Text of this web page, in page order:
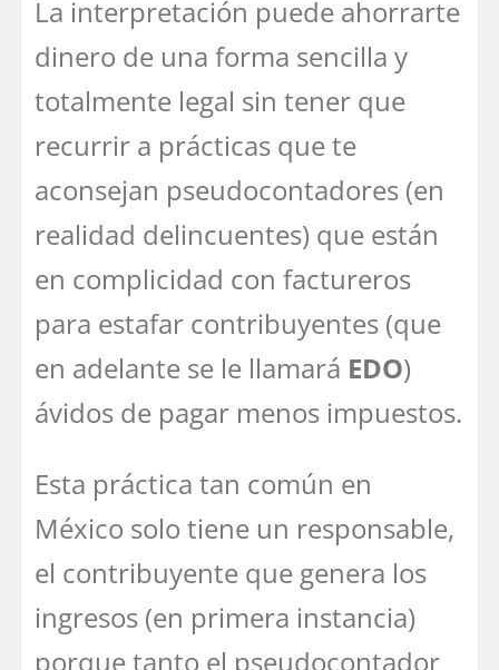
La interpretación puede ahorrarte
dinero de una forma sencilla y
totalmente legal sin tener que
recurrir a prácticas que te
aconsejan pseudocontadores (en
realidad delincuentes) que están
en complicidad con factureros
para estafar contribuyentes (que
en adelante se le llamará EDO)
ávidos de pagar menos impuestos.
Esta práctica tan común en
México solo tiene un responsable,
el contribuyente que genera los
ingresos (en primera instancia)
porque tanto el pseudocontador